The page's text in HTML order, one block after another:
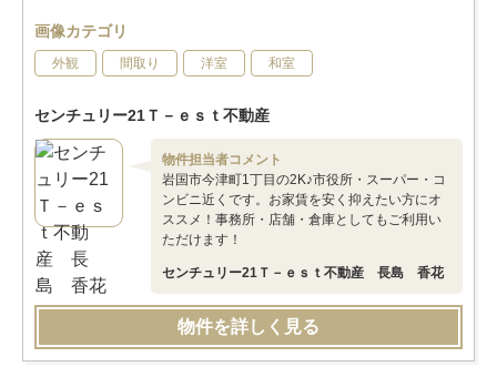
画像カテゴリ
外観 間取り 洋室 和室
センチュリー21Ｔ－ｅｓｔ不動産
物件担当者コメント
岩国市今津町1丁目の2K♪市役所・スーパー・コ
ンビニ近くです。お家賃を安く抑えたい方にオ
ススメ！事務所・店舗・倉庫としてもご利用い
ただけます！
センチュリー21Ｔ－ｅｓｔ不動産 長島 香花
物件を詳しく見る